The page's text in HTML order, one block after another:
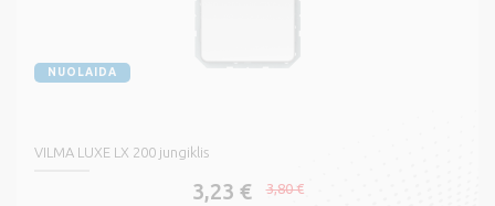
NUOLAIDA
VILMA LUXE LX 200 jungiklis
3,23 € 3,80 €